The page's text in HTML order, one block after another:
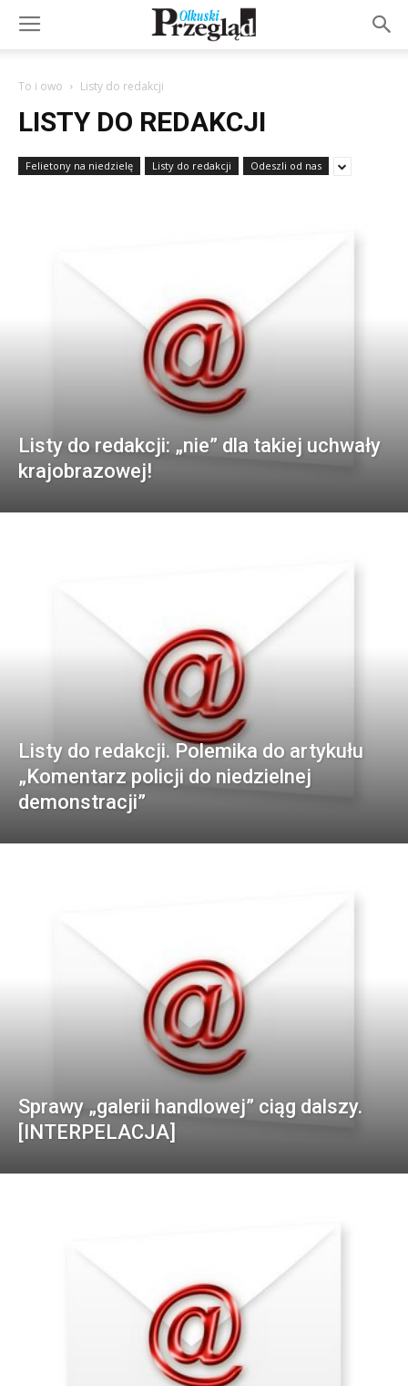
To i owo Listy do redakcji
LISTY DO REDAKCJI
Felietony na niedzielę Listy do redakcji Odeszli od nas
Listy do redakcji: „nie” dla takiej uchwały
krajobrazowej!
Listy do redakcji. Polemika do artykułu
„Komentarz policji do niedzielnej
demonstracji”
Sprawy „galerii handlowej” ciąg dalszy.
[INTERPELACJA]